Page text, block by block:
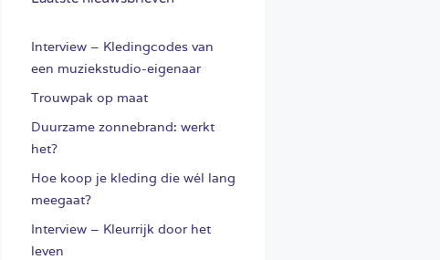
Interview – Kledingcodes van
een muziekstudio-eigenaar
Trouwpak op maat
Duurzame zonnebrand: werkt
het?
Hoe koop je kleding die wél lang
meegaat?
Interview – Kleurrijk door het
leven